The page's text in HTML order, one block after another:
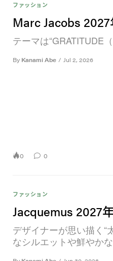
ファッション
Marc Jacobs
テーマは“GRATITUDE
By Kanami Abe / Jul 2, 2026
0 0
ファッション
Jacquemus 2027
デザイナーが思い描く“
なシルエットや鮮やか